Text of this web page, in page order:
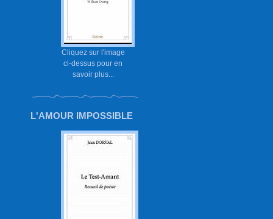
Cliquez sur l'image
ci-dessus pour en
savoir plus...
L'AMOUR IMPOSSIBLE